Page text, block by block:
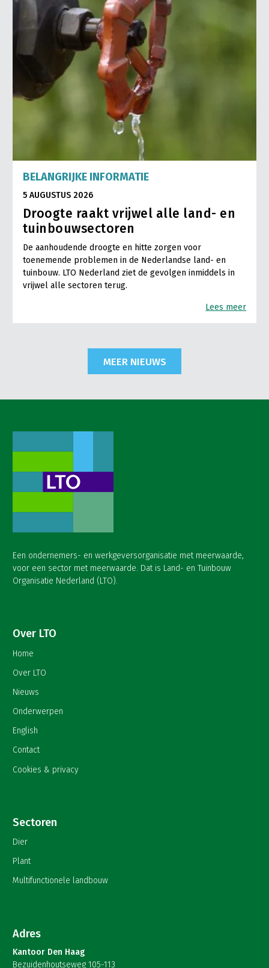
BELANGRIJKE INFORMATIE
5 AUGUSTUS 2026
Droogte raakt vrijwel alle land- en
tuinbouwsectoren
De aanhoudende droogte en hitte zorgen voor
toenemende problemen in de Nederlandse land- en
tuinbouw. LTO Nederland ziet de gevolgen inmiddels in
vrijwel alle sectoren terug.
Lees meer
MEER NIEUWS
Een ondernemers- en werkgeversorganisatie met meerwaarde,
voor een sector met meerwaarde. Dat is Land- en Tuinbouw
Organisatie Nederland (LTO).
Over LTO
Home
Over LTO
Nieuws
Onderwerpen
English
Contact
Cookies & privacy
Sectoren
Dier
Plant
Multifunctionele landbouw
Adres
Kantoor Den Haag
Bezuidenhoutseweg 105-113